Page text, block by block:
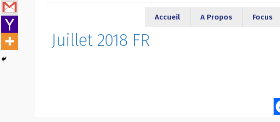
Accueil A Propos Focus
Juillet 2018 FR